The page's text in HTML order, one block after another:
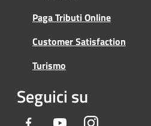
Paga Tributi Online
Customer Satisfaction
Turismo
Seguici su
Facebook YoutubeInstagram